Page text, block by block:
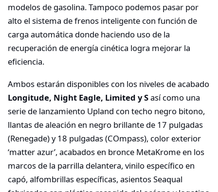
modelos de gasolina. Tampoco podemos pasar por
alto el sistema de frenos inteligente con función de
carga automática donde haciendo uso de la
recuperación de energía cinética logra mejorar la
eficiencia.
Ambos estarán disponibles con los niveles de acabado
Longitude, Night Eagle, Limited y Sasí como una
serie de lanzamiento Upland con techo negro bitono,
llantas de aleación en negro brillante de 17 pulgadas
(Renegade) y 18 pulgadas (COmpass), color exterior
‘matter azur’, acabados en bronce MetaKrome en los
marcos de la parrilla delantera, vinilo específico en
capó, alfombrillas específicas, asientos Seaqual